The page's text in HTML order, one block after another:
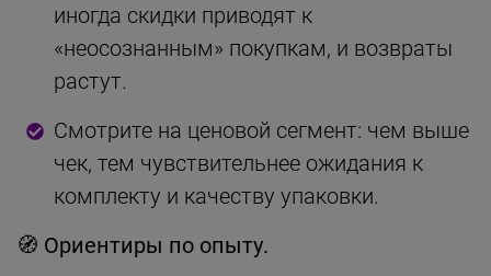
иногда скидки приводят к
«неосознанным» покупкам, и возвраты
растут.
Смотрите на ценовой сегмент: чем выше
чек, тем чувствительнее ожидания к
комплекту и качеству упаковки.
🧭 Ориентиры по опыту.